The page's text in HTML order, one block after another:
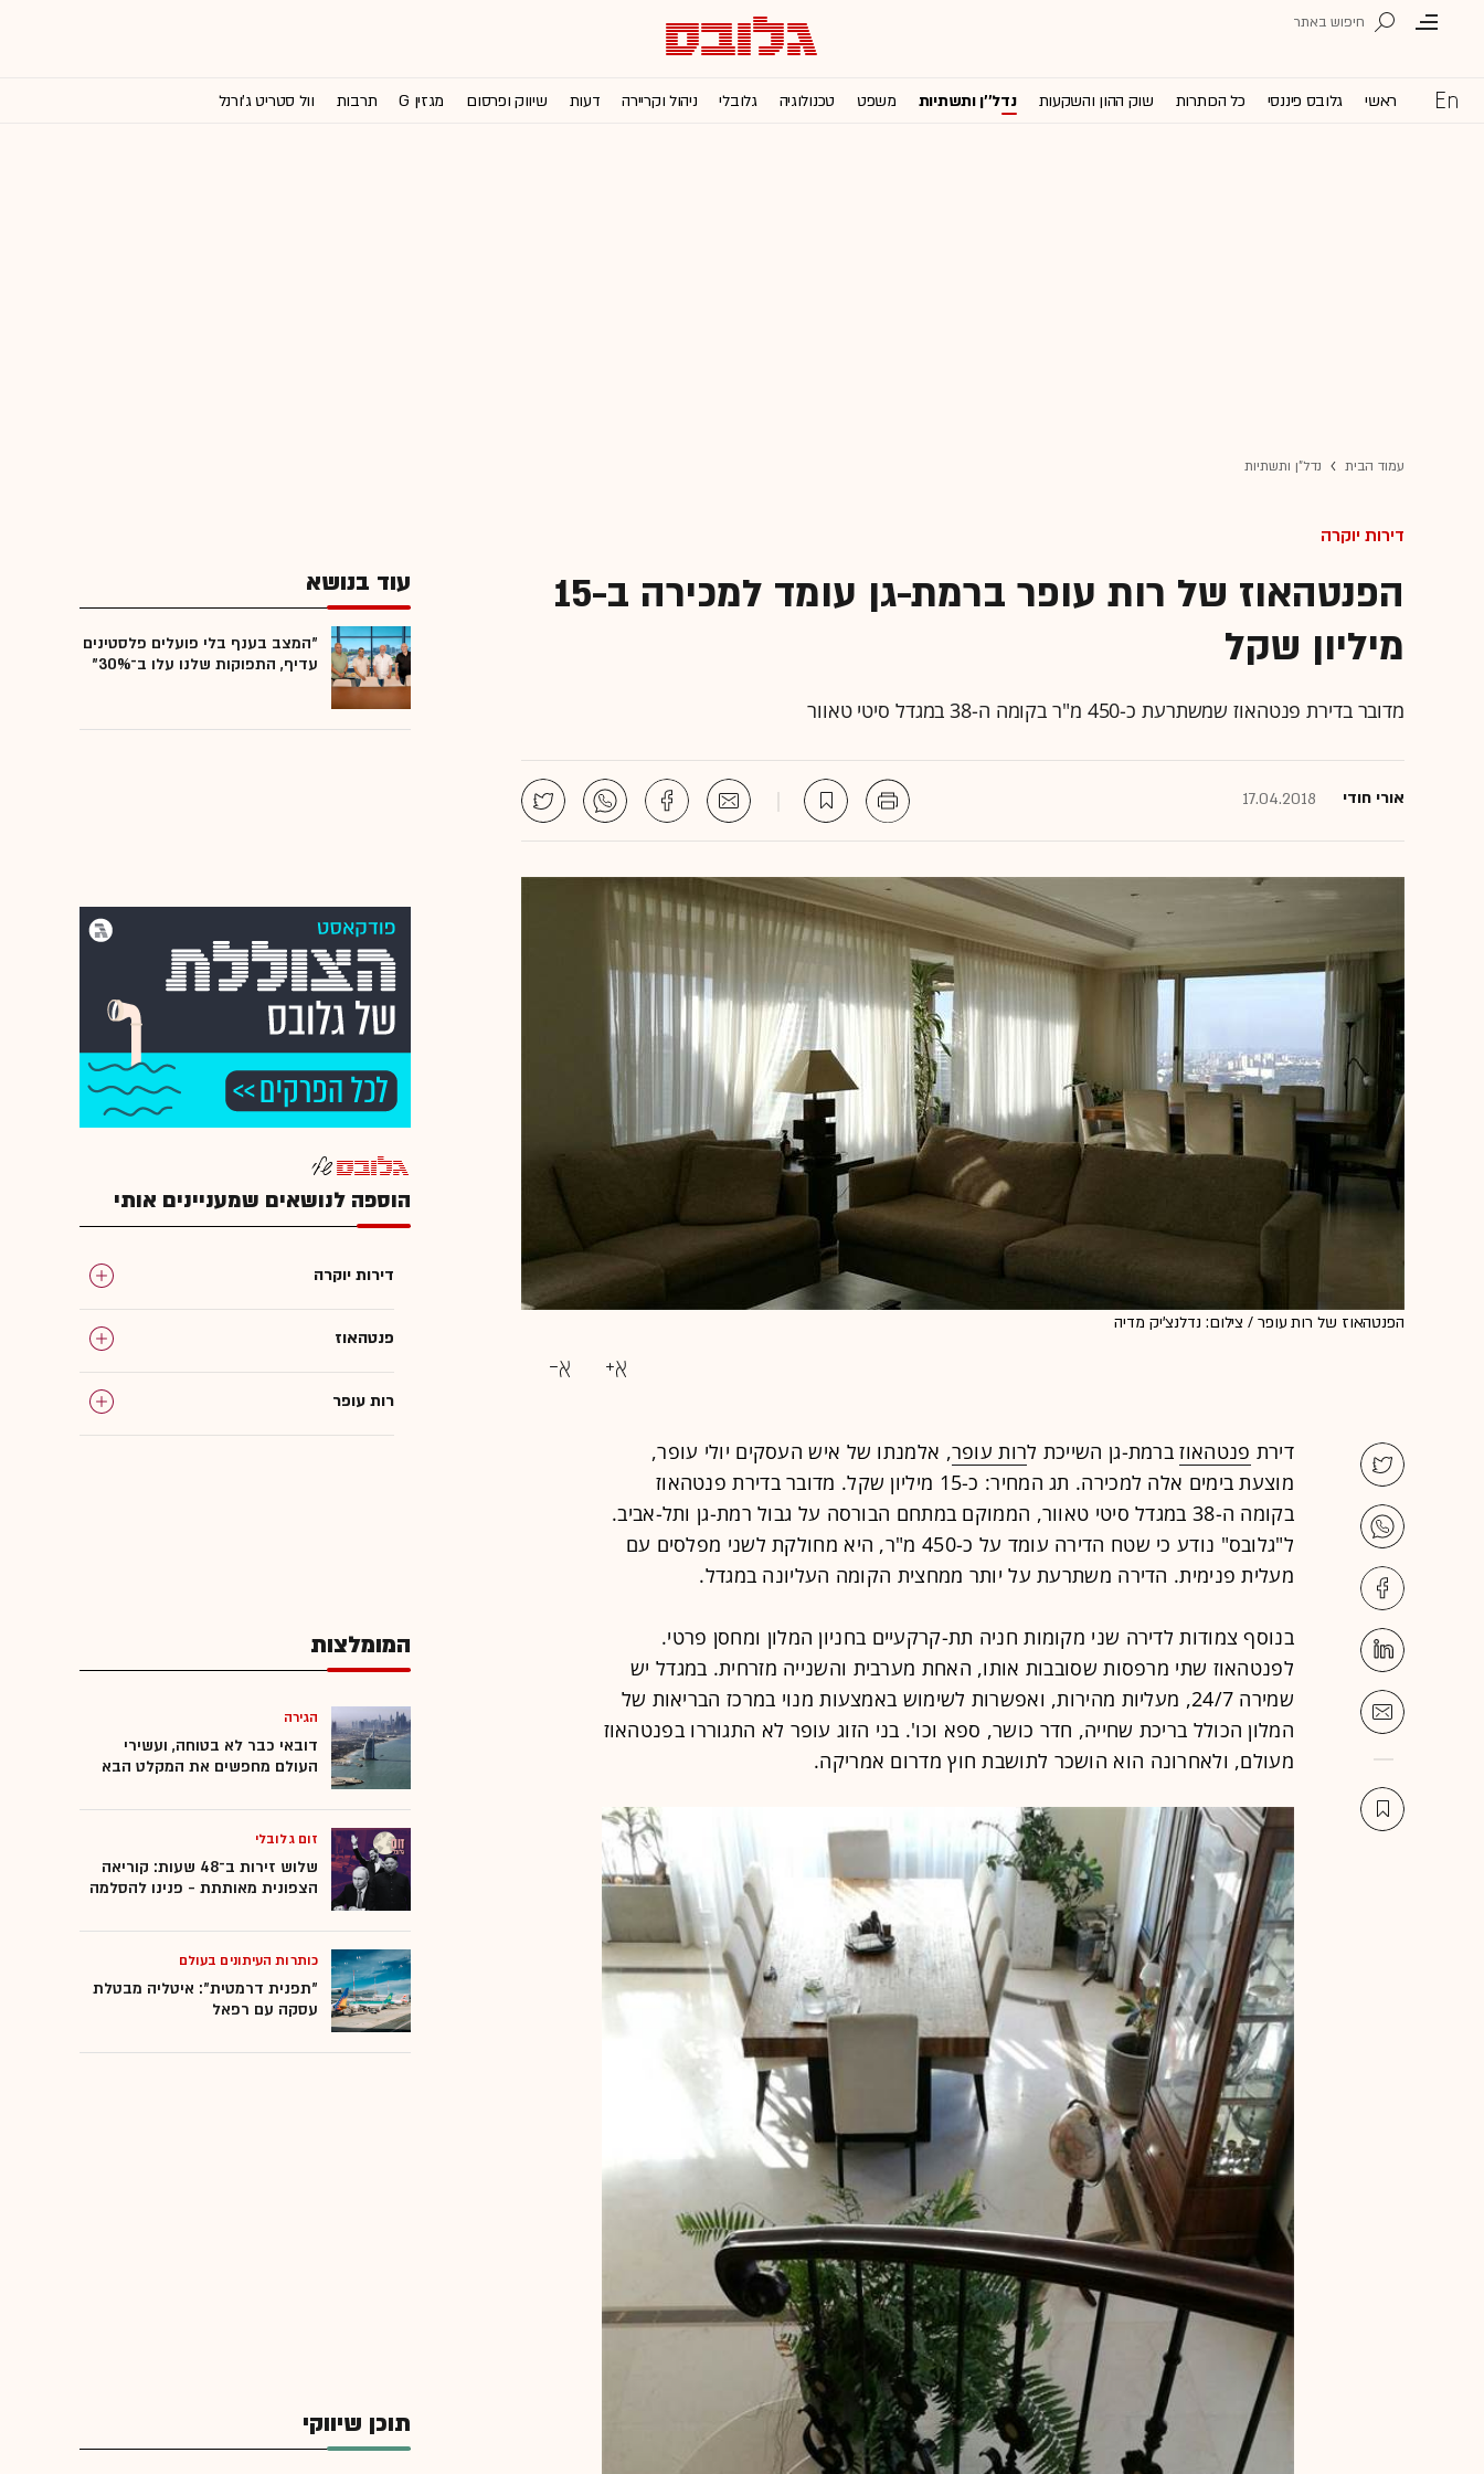
ראשי גלובס פיננסי כל הכותרות שוק ההון והשקעות נדל''ן ותשתיות משפט טכנולוגיה גלובלי ניהול וקריירה דעות שיווק ופרסום מגזין G תרבות וול סטריט ג'ורנל
עמוד הבית נדל"ן ותשתיות
דירות יוקרה
הפנטהאוז של רות עופר ברמת-גן עומד למכירה ב-15
מיליון שקל
מדובר בדירת פנטהאוז שמשתרעת כ-450 מ"ר בקומה ה-38 במגדל סיטי טאוור
אורי חודי 17.04.2018
הפנטהאוז של רות עופר / צילום: נדלנצ'יק מדיה
דירת פנטהאוזברמת-גן השייכת לרות עופר, אלמנתו של איש העסקים יולי עופר,
מוצעת בימים אלה למכירה. תג המחיר: כ-15 מיליון שקל. מדובר בדירת פנטהאוז
בקומה ה-38 במגדל סיטי טאוור, הממוקם במתחם הבורסה על גבול רמת-גן ותל-אביב.
ל"גלובס" נודע כי שטח הדירה עומד על כ-450 מ"ר, היא מחולקת לשני מפלסים עם
מעלית פנימית. הדירה משתרעת על יותר ממחצית הקומה העליונה במגדל.
בנוסף צמודות לדירה שני מקומות חניה תת-קרקעיים בחניון המלון ומחסן פרטי.
לפנטהאוז שתי מרפסות שסובבות אותו, האחת מערבית והשנייה מזרחית. במגדל יש
שמירה 24/7, מעליות מהירות, ואפשרות לשימוש באמצעות מנוי במרכז הבריאות של
המלון הכולל בריכת שחייה, חדר כושר, ספא וכו'. בני הזוג עופר לא התגוררו בפנטהאוז
מעולם, ולאחרונה הוא הושכר לתושבת חוץ מדרום אמריקה.
עוד בנושא
"המצב בענף בלי פועלים פלסטינים
עדיף, התפוקות שלנו עלו ב־30%"
הוספה לנושאים שמעניינים אותי
דירות יוקרה
פנטהאוז
רות עופר
המומלצות
הגירה
דובאי כבר לא בטוחה, ועשירי
העולם מחפשים את המקלט הבא
זום גלובלי
שלוש זירות ב־48 שעות: קוריאה
הצפונית מאותתת - פנינו להסלמה
כותרות העיתונים בעולם
"תפנית דרמטית": איטליה מבטלת
עסקה עם רפאל
תוכן שיווקי